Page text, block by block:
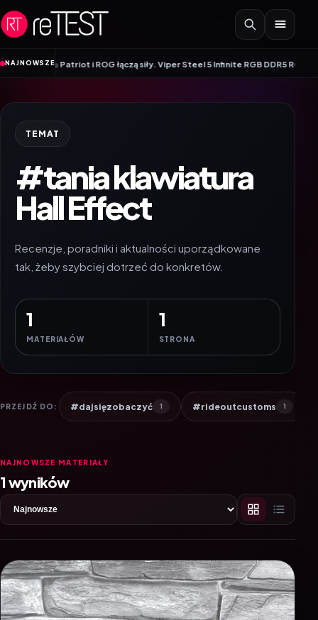
Przejdź do treści
NAJNOWSZE
•Patriot i ROG łączą siły. Viper Steel 5 Infinite RGB DDR5 ROG Edition
TEMAT
#tania klawiatura
Hall Effect
Recenzje, poradniki i aktualności uporządkowane
tak, żeby szybciej dotrzeć do konkretów.
1
MATERIAŁÓW
1
STRONA
PRZEJDŹ DO: #dajsięzobaczyć 1 #rideoutcustoms 1
NAJNOWSZE MATERIAŁY
1 wyników